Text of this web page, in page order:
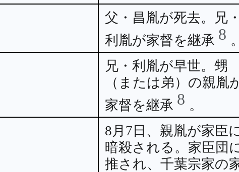
父・昌胤が死去。兄
利胤が家督を継承 8
兄・利胤が早世。甥
（または弟）の親胤
家督を継承 8 。
8月7日、親胤が家臣
暗殺される。家臣団
推され、千葉宗家の